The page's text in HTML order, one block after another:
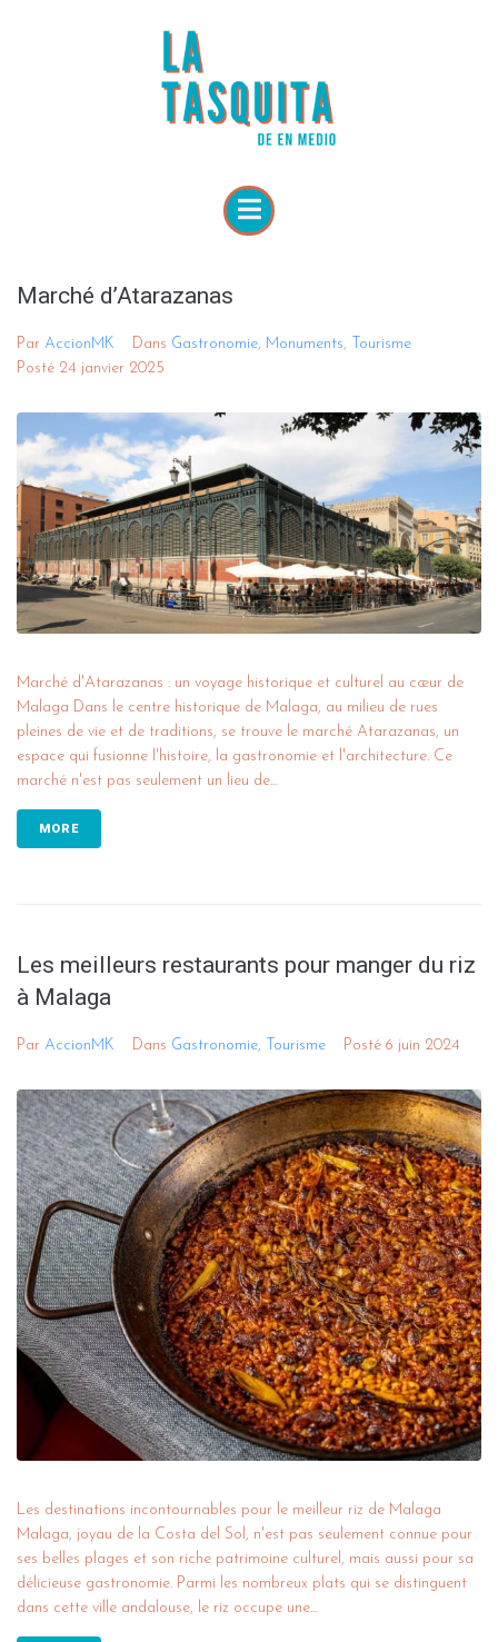
Marché d’Atarazanas
Par AccionMK Dans Gastronomie, Monuments,
Tourisme
Posté 24 janvier 2025
Marché d'Atarazanas : un voyage historique et culturel au cœur de
Malaga Dans le centre historique de Malaga, au milieu de rues
pleines de vie et de traditions, se trouve le marché Atarazanas, un
espace qui fusionne l'histoire, la gastronomie et l'architecture. Ce
marché n'est pas seulement un lieu de...
MORE
Les meilleurs restaurants pour manger du riz
à Malaga
Par AccionMK Dans Gastronomie, Tourisme Posté 6 juin 2024
Les destinations incontournables pour le meilleur riz de Malaga
Malaga, joyau de la Costa del Sol, n'est pas seulement connue pour
ses belles plages et son riche patrimoine culturel, mais aussi pour sa
délicieuse gastronomie. Parmi les nombreux plats qui se distinguent
dans cette ville andalouse, le riz occupe une...